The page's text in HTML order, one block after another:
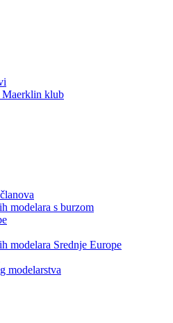
Maerklin klub
modelara s burzom
modelara Srednje Europe
modelarstva